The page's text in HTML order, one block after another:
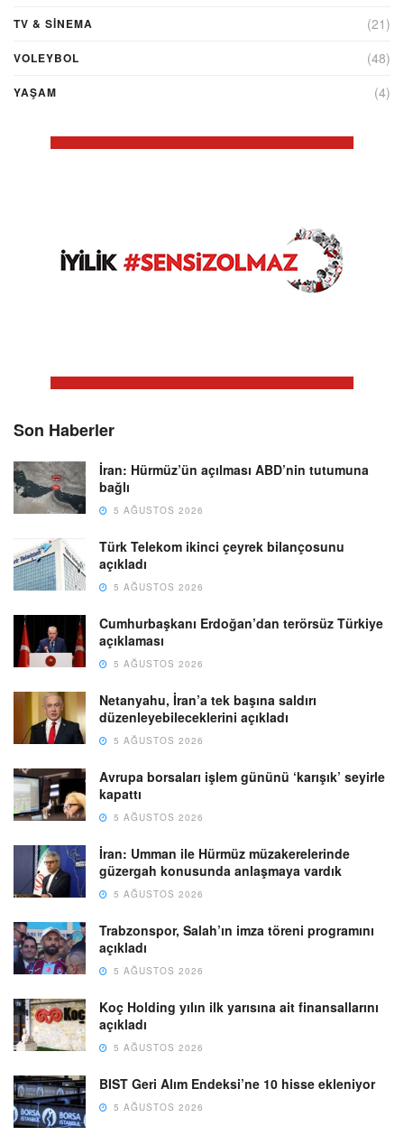
TV & SINEMA (21)
VOLEYBOL (48)
YAŞAM (4)
Son Haberler
İran: Hürmüz’ün açılması ABD’nin tutumuna
bağlı
5 AĞUSTOS 2026
Türk Telekom ikinci çeyrek bilançosunu
açıkladı
5 AĞUSTOS 2026
Cumhurbaşkanı Erdoğan’dan terörsüz Türkiye
açıklaması
5 AĞUSTOS 2026
Netanyahu, İran’a tek başına saldırı
düzenleyebileceklerini açıkladı
5 AĞUSTOS 2026
Avrupa borsaları işlem gününü ‘karışık’ seyirle
kapattı
5 AĞUSTOS 2026
İran: Umman ile Hürmüz müzakerelerinde
güzergah konusunda anlaşmaya vardık
5 AĞUSTOS 2026
Trabzonspor, Salah’ın imza töreni programını
açıkladı
5 AĞUSTOS 2026
Koç Holding yılın ilk yarısına ait finansallarını
açıkladı
5 AĞUSTOS 2026
BIST Geri Alım Endeksi’ne 10 hisse ekleniyor
5 AĞUSTOS 2026